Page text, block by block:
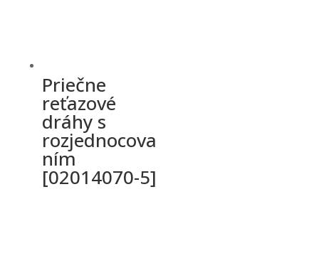
Priečne
reťazové
dráhy s
rozjednocova
ním
[02014070-5]